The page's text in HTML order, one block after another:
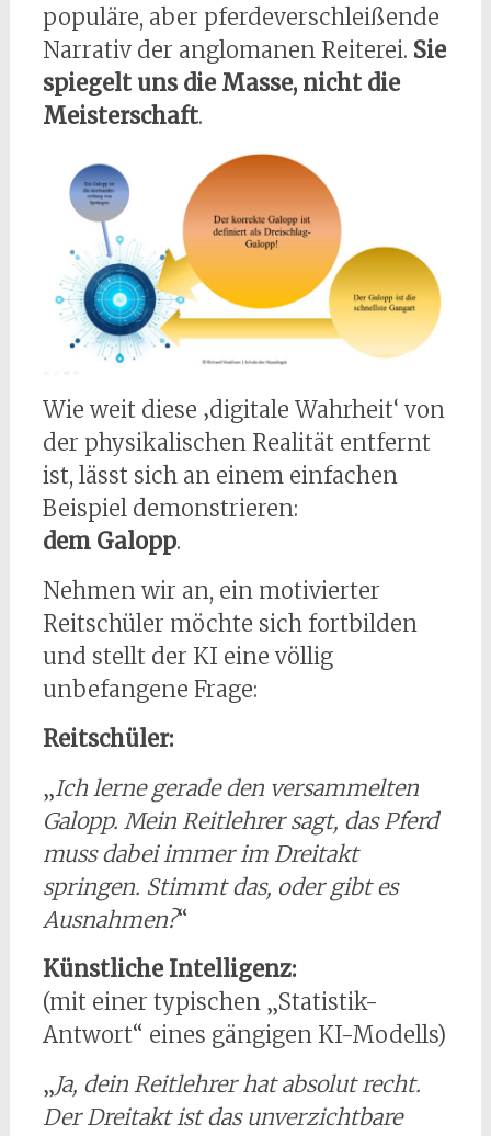
populäre, aber pferdeverschleißende
Narrativ der anglomanen Reiterei. Sie
spiegelt uns die Masse, nicht die
Meisterschaft.
Wie weit diese ‚digitale Wahrheit‘ von
der physikalischen Realität entfernt
ist, lässt sich an einem einfachen
Beispiel demonstrieren:
dem Galopp.
Nehmen wir an, ein motivierter
Reitschüler möchte sich fortbilden
und stellt der KI eine völlig
unbefangene Frage:
Reitschüler:
„Ich lerne gerade den versammelten
Galopp. Mein Reitlehrer sagt, das Pferd
muss dabei immer im Dreitakt
springen. Stimmt das, oder gibt es
Ausnahmen?“
Künstliche Intelligenz:
(mit einer typischen „Statistik-
Antwort“ eines gängigen KI-Modells)
„Ja, dein Reitlehrer hat absolut recht.
Der Dreitakt ist das unverzichtbare